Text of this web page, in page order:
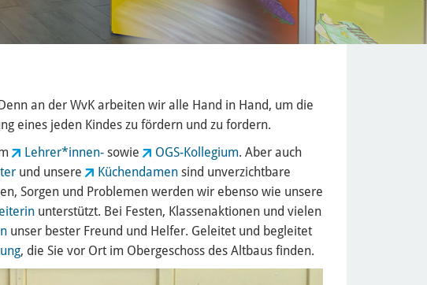
an der WvK arbeiten wir alle Hand in Hand, um die
eines jeden Kindes zu fördern und zu fordern.
Lehrer*innen- sowie OGS-Kollegium. Aber auch
und unsere Küchendamen sind unverzichtbare
Sorgen und Problemen werden wir ebenso wie unsere
unterstützt. Bei Festen, Klassenaktionen und vielen
unser bester Freund und Helfer. Geleitet und begleitet
, die Sie vor Ort im Obergeschoss des Altbaus finden.